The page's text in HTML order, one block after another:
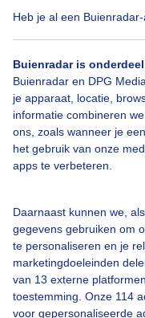
Heb je al een
Buienradar is
Buienradar en DPG
je apparaat, locatie,
informatie combineren
ons, zoals wanneer je
het gebruik van onze
apps te verbeteren.
Daarnaast kunnen we,
gegevens gebruiken om
te personaliseren en je
marketingdoeleinden
van 13 externe
toestemming. Onze 114
voor gepersonaliseerde
Over Buienradar
Bedrijfsgegevens
Veelgestelde vragen
Contact
Adverteren
Buienradar Team
Privacy beleid